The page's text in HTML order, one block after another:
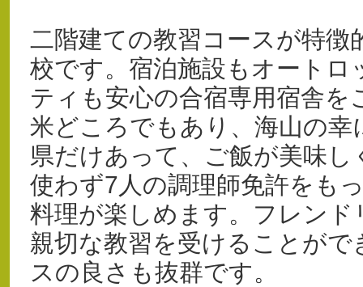
二階建ての教習コースが特徴
校です。宿泊施設もオートロ
ティも安心の合宿専用宿舎を
米どころでもあり、海山の
県だけあって、ご飯が美味し
使わず7人の調理師免許をも
料理が楽しめます。フレンド
親切な教習を受けることが
スの良さも抜群です。